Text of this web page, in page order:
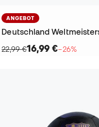
ANGEBOT
22,99 €16,99 €−26%